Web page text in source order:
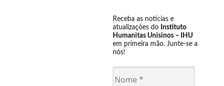
Receba as notícias e
atualizações do Instituto
Humanitas Unisinos – IHU
em primeira mão. Junte-se a
nós!